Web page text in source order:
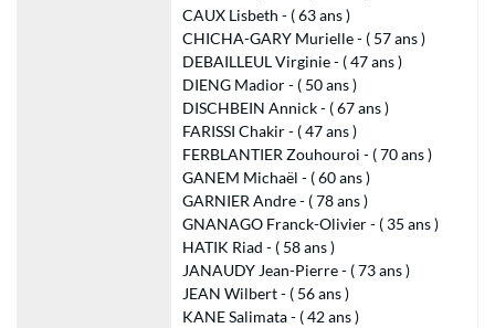
CAUX Lisbeth - ( 63 ans )
CHICHA-GARY Murielle - ( 57 ans )
DEBAILLEUL Virginie - ( 47 ans )
DIENG Madior - ( 50 ans )
DISCHBEIN Annick - ( 67 ans )
FARISSI Chakir - ( 47 ans )
FERBLANTIER Zouhouroi - ( 70 ans )
GANEM Michaël - ( 60 ans )
GARNIER Andre - ( 78 ans )
GNANAGO Franck-Olivier - ( 35 ans )
HATIK Riad - ( 58 ans )
JANAUDY Jean-Pierre - ( 73 ans )
JEAN Wilbert - ( 56 ans )
KANE Salimata - ( 42 ans )